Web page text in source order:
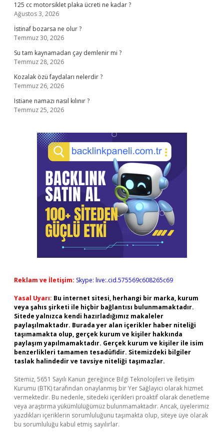
125 cc motorsiklet plaka ücreti ne kadar ?
Ağustos 3, 2026
İstinaf bozarsa ne olur ?
Temmuz 30, 2026
Su tam kaynamadan çay demlenir mi ?
Temmuz 28, 2026
Kozalak özü faydaları nelerdir ?
Temmuz 26, 2026
Istiane namazı nasıl kılınır ?
Temmuz 25, 2026
Reklam ve İletişim: Skype: live:.cid.575569c608265c69
Yasal Uyarı: Bu internet sitesi, herhangi bir marka, kurum
veya şahıs şirketi ile hiçbir bağlantısı bulunmamaktadır.
Sitede yalnızca kendi hazırladığımız makaleler
paylaşılmaktadır. Burada yer alan içerikler haber niteliği
taşımamakta olup, gerçek kurum ve kişiler hakkında
paylaşım yapılmamaktadır. Gerçek kurum ve kişiler ile isim
benzerlikleri tamamen tesadüfidir. Sitemizdeki bilgiler
taslak halindedir ve tavsiye niteliği taşımazlar.
Sitemiz, 5651 Sayılı Kanun gereğince Bilgi Teknolojileri ve İletişim
Kurumu (BTK) tarafından onaylanmış bir Yer Sağlayıcı olarak hizmet
vermektedir. Bu nedenle, sitedeki içerikleri proaktif olarak denetleme
veya araştırma yükümlülüğümüz bulunmamaktadır. Ancak, üyelerimiz
yazdıkları içeriklerin sorumluluğunu taşımakta olup, siteye üye olarak
bu sorumluluğu kabul etmiş sayılırlar.